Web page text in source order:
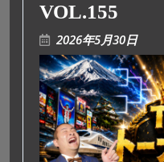
VOL.155
2026年5月30日